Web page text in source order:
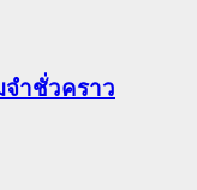
จำชั่วคราว